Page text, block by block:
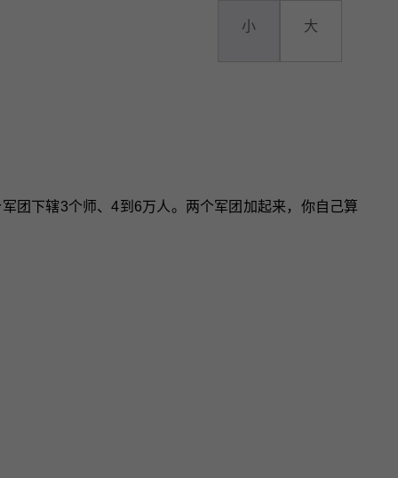
小 大
团下辖3个师、4到6万人。两个军团加起来，你自己算